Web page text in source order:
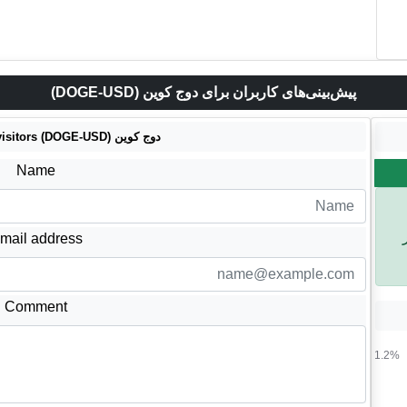
پیش‌بینی‌های کاربران برای دوج کوین (DOGE-USD)
دوج کوین (DOGE-USD) predictions by visitors
Name
address
Comment